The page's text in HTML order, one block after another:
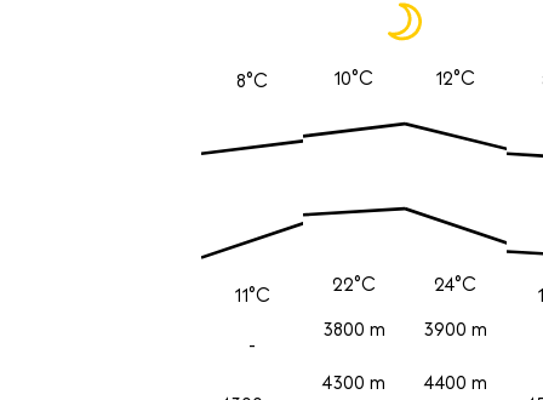
8°C
11°C
-
10°C
22°C
3800 m
4300 m
12°C
24°C
3900 m
4400 m